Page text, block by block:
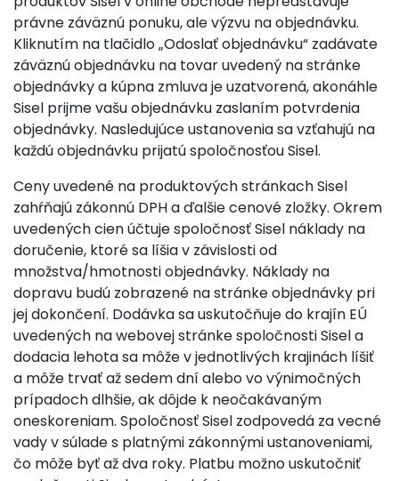
právne záväznú ponuku, ale výzvu na objednávku.
Kliknutím na tlačidlo „Odoslať objednávku“ zadávate
záväznú objednávku na tovar uvedený na stránke
objednávky a kúpna zmluva je uzatvorená, akonáhle
Sisel prijme vašu objednávku zaslaním potvrdenia
objednávky. Nasledujúce ustanovenia sa vzťahujú na
každú objednávku prijatú spoločnosťou Sisel.
Ceny uvedené na produktových stránkach Sisel
zahŕňajú zákonnú DPH a ďalšie cenové zložky. Okrem
uvedených cien účtuje spoločnosť Sisel náklady na
doručenie, ktoré sa líšia v závislosti od
množstva/hmotnosti objednávky. Náklady na
dopravu budú zobrazené na stránke objednávky pri
jej dokončení. Dodávka sa uskutočňuje do krajín EÚ
uvedených na webovej stránke spoločnosti Sisel a
dodacia lehota sa môže v jednotlivých krajinách líšiť
a môže trvať až sedem dní alebo vo výnimočných
prípadoch dlhšie, ak dôjde k neočakávaným
oneskoreniam. Spoločnosť Sisel zodpovedá za vecné
vady v súlade s platnými zákonnými ustanoveniami,
čo môže byť až dva roky. Platbu možno uskutočniť